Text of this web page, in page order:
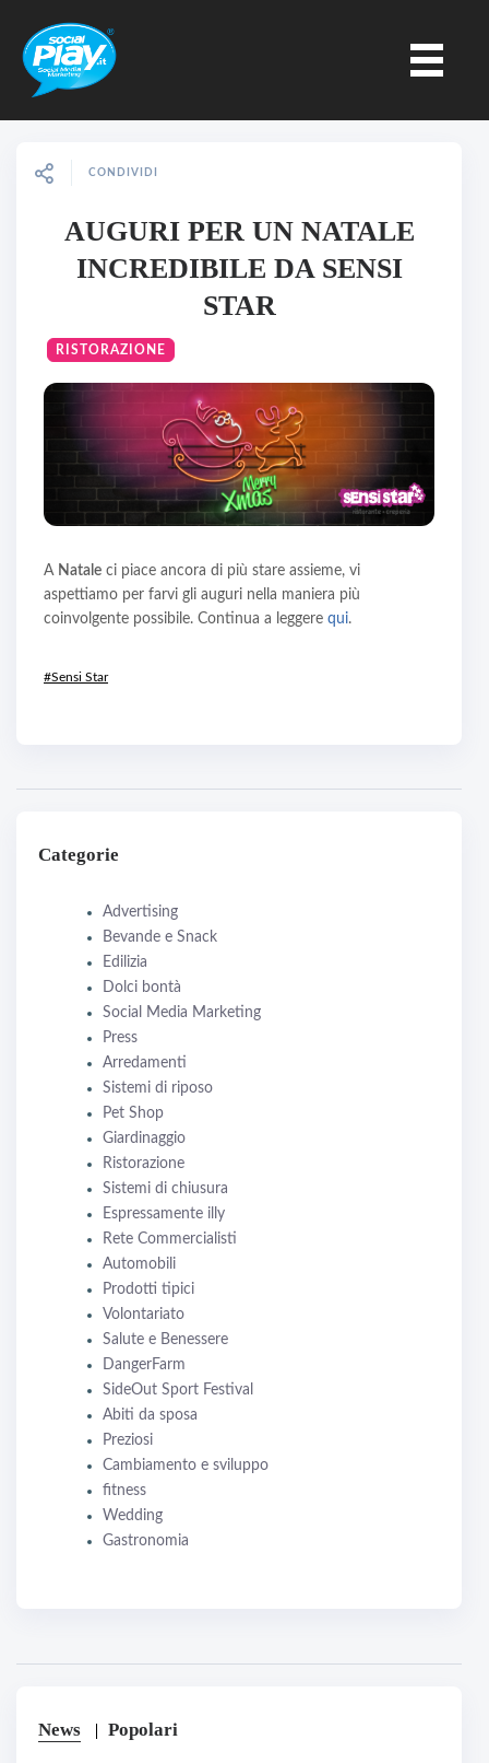
CONDIVIDI
AUGURI PER UN NATALE
INCREDIBILE DA SENSI
STAR
RISTORAZIONE
A Natale ci piace ancora di più stare assieme, vi
aspettiamo per farvi gli auguri nella maniera più
coinvolgente possibile. Continua a leggere qui.
#Sensi Star
Categorie
Advertising
Bevande e Snack
Edilizia
Dolci bontà
Social Media Marketing
Press
Arredamenti
Sistemi di riposo
Pet Shop
Giardinaggio
Ristorazione
Sistemi di chiusura
Espressamente illy
Rete Commercialisti
Automobili
Prodotti tipici
Volontariato
Salute e Benessere
DangerFarm
SideOut Sport Festival
Abiti da sposa
Preziosi
Cambiamento e sviluppo
fitness
Wedding
Gastronomia
News Popolari